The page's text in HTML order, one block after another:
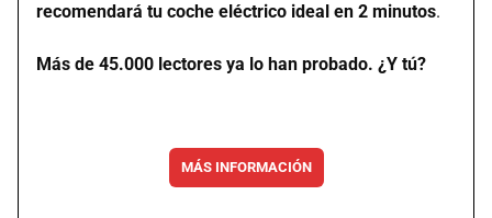
recomendará tu coche eléctrico ideal en 2 minutos.
Más de 45.000 lectores ya lo han probado. ¿Y tú?
MÁS INFORMACIÓN